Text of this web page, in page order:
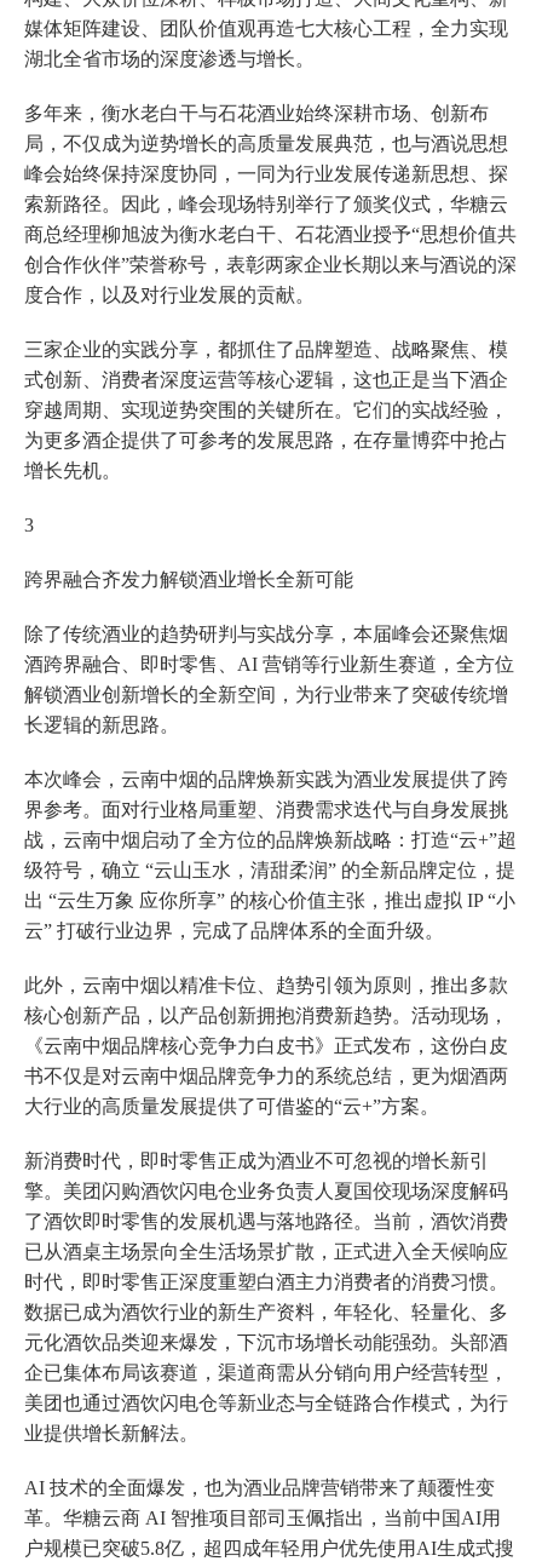
媒体矩阵建设、团队价值观再造七大核心工程，全力实现
湖北全省市场的深度渗透与增长。
多年来，衡水老白干与石花酒业始终深耕市场、创新布
局，不仅成为逆势增长的高质量发展典范，也与酒说思想
峰会始终保持深度协同，一同为行业发展传递新思想、探
索新路径。因此，峰会现场特别举行了颁奖仪式，华糖云
商总经理柳旭波为衡水老白干、石花酒业授予“思想价值共
创合作伙伴”荣誉称号，表彰两家企业长期以来与酒说的深
度合作，以及对行业发展的贡献。
三家企业的实践分享，都抓住了品牌塑造、战略聚焦、模
式创新、消费者深度运营等核心逻辑，这也正是当下酒企
穿越周期、实现逆势突围的关键所在。它们的实战经验，
为更多酒企提供了可参考的发展思路，在存量博弈中抢占
增长先机。
3
跨界融合齐发力解锁酒业增长全新可能
除了传统酒业的趋势研判与实战分享，本届峰会还聚焦烟
酒跨界融合、即时零售、AI 营销等行业新生赛道，全方位
解锁酒业创新增长的全新空间，为行业带来了突破传统增
长逻辑的新思路。
本次峰会，云南中烟的品牌焕新实践为酒业发展提供了跨
界参考。面对行业格局重塑、消费需求迭代与自身发展挑
战，云南中烟启动了全方位的品牌焕新战略：打造“云+”超
级符号，确立 “云山玉水，清甜柔润” 的全新品牌定位，提
出 “云生万象 应你所享” 的核心价值主张，推出虚拟 IP “小
云” 打破行业边界，完成了品牌体系的全面升级。
此外，云南中烟以精准卡位、趋势引领为原则，推出多款
核心创新产品，以产品创新拥抱消费新趋势。活动现场，
《云南中烟品牌核心竞争力白皮书》正式发布，这份白皮
书不仅是对云南中烟品牌竞争力的系统总结，更为烟酒两
大行业的高质量发展提供了可借鉴的“云+”方案。
新消费时代，即时零售正成为酒业不可忽视的增长新引
擎。美团闪购酒饮闪电仓业务负责人夏国佼现场深度解码
了酒饮即时零售的发展机遇与落地路径。当前，酒饮消费
已从酒桌主场景向全生活场景扩散，正式进入全天候响应
时代，即时零售正深度重塑白酒主力消费者的消费习惯。
数据已成为酒饮行业的新生产资料，年轻化、轻量化、多
元化酒饮品类迎来爆发，下沉市场增长动能强劲。头部酒
企已集体布局该赛道，渠道商需从分销向用户经营转型，
美团也通过酒饮闪电仓等新业态与全链路合作模式，为行
业提供增长新解法。
AI 技术的全面爆发，也为酒业品牌营销带来了颠覆性变
革。华糖云商 AI 智推项目部司玉佩指出，当前中国AI用
户规模已突破5.8亿，超四成年轻用户优先使用AI生成式搜